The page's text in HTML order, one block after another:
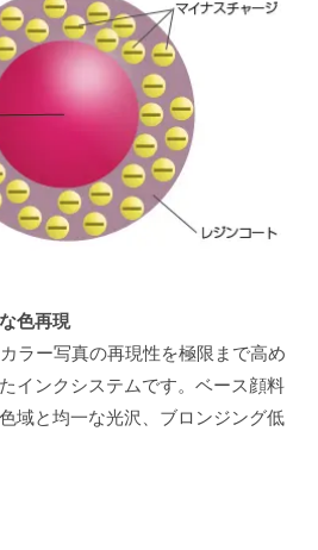
色再現
ラー写真の再現性を極限まで高め
インクシステムです。ベース顔料
域と均一な光沢、ブロンジング低